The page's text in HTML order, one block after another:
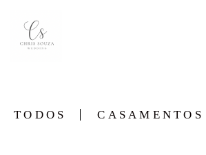
TODOS CASAMENTOS